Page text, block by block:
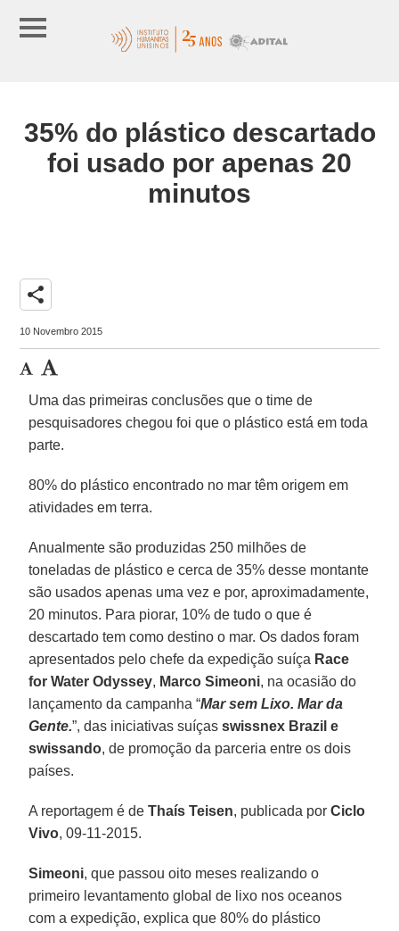
35% do plástico descartado
foi usado por apenas 20
minutos
share
10 Novembro 2015
Uma das primeiras conclusões que o time de
pesquisadores chegou foi que o plástico está em toda
parte.
80% do plástico encontrado no mar têm origem em
atividades em terra.
Anualmente são produzidas 250 milhões de
toneladas de plástico e cerca de 35% desse montante
são usados apenas uma vez e por, aproximadamente,
20 minutos. Para piorar, 10% de tudo o que é
descartado tem como destino o mar. Os dados foram
apresentados pelo chefe da expedição suíça Race
for Water Odyssey, Marco Simeoni, na ocasião do
lançamento da campanha “Mar sem Lixo. Mar da
Gente.”, das iniciativas suíçasswissnex Brazil e
swissando, de promoção da parceria entre os dois
países.
A reportagem é deThaís Teisen, publicada porCiclo
Vivo, 09-11-2015.
Simeoni, que passou oito meses realizando o
primeiro levantamento global de lixo nos oceanos
com a expedição, explica que 80% do plástico